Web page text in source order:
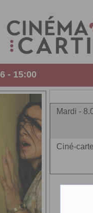
- 15:00
Mardi -
Ciné-